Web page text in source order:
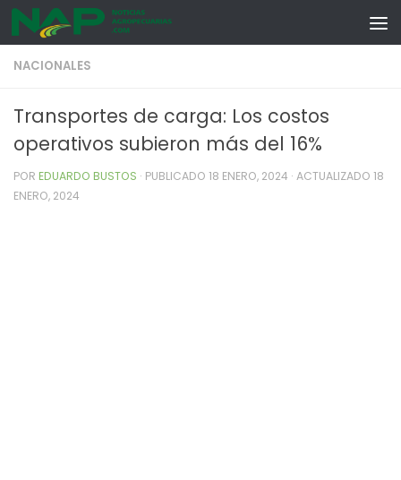
Skip to content
NACIONALES
Transportes de carga: Los costos
operativos subieron más del 16%
POR EDUARDO BUSTOS · PUBLICADO 18 ENERO, 2024 · ACTUALIZADO 18
ENERO, 2024